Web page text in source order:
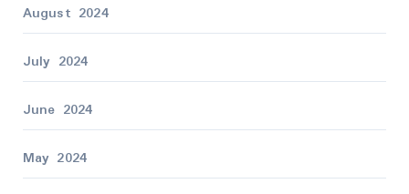
August 2024
July 2024
June 2024
May 2024